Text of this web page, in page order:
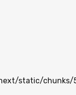
static/chunks/